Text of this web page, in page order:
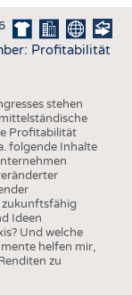
Profitabilität
stehen
Profitabilität
folgende Inhalte
Ideen
Und welche
helfen mir,
zu